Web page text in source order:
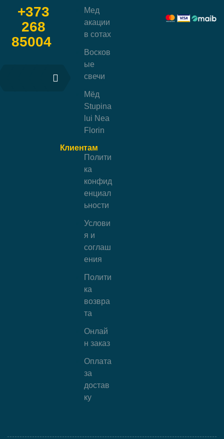
Мед
акации
в сотах
Восков
ые
свечи
Мёд
Stupina
lui Nea
Florin
Клиентам
Полити
ка
конфид
енциал
ьности
Услови
я и
соглаш
ения
Полити
ка
возвра
та
Онлай
н заказ
Оплата
за
достав
ку
+373
268
85004